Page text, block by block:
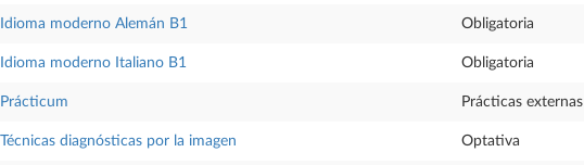
Idioma moderno Alemán B1 Obligatoria
Idioma moderno Italiano B1 Obligatoria
Prácticum Prácticas externas
Técnicas diagnósticas por la imagen Optativa